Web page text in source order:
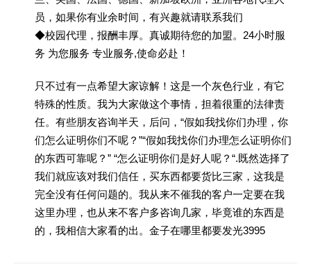
员，如果你有业余时间，有兴趣就请联系我们
◆校园代理，报酬丰厚。真诚期待您的加盟。24小时服
务 为您服务 专业服务,使命必赴！
只不过有一点希望大家谅解！这是一个灰色行业，有它
特殊的性质。我为大家做这个事情，担着很重的法律责
任。有些朋友咨询半天，后问，“假如我找你们办理，你
们怎么证明你们不呢？”“假如我找你们办理怎么证明你们
的东西可靠呢？” “怎么证明你们是好人呢？“.既然选择了
我们就应该对我们信任，买东西都要货比三家，这我是
完全没有任何问题的。我从来不催我的客户一定要在我
这里办理，也从来不客户多咨询几家，毕竟谁的东西是
的，我相信大家看的出。金子在哪里都要发光3995